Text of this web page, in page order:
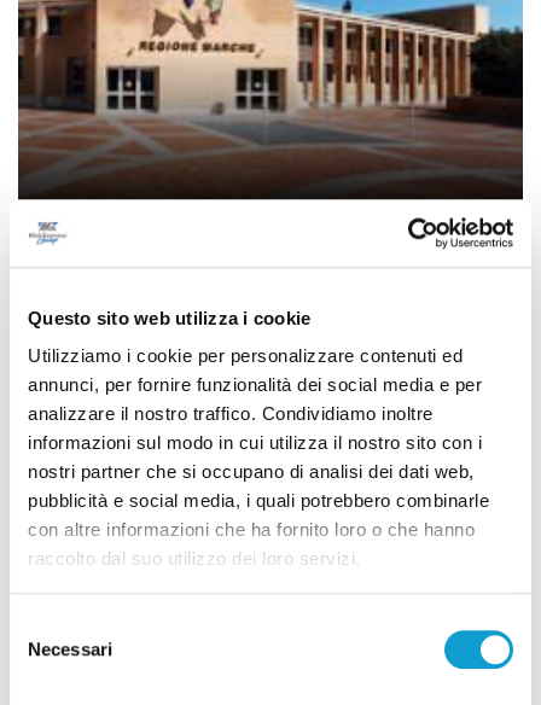
Questo sito web utilizza i cookie
Utilizziamo i cookie per personalizzare contenuti ed
annunci, per fornire funzionalità dei social media e per
analizzare il nostro traffico. Condividiamo inoltre
informazioni sul modo in cui utilizza il nostro sito con i
nostri partner che si occupano di analisi dei dati web,
pubblicità e social media, i quali potrebbero combinarle
con altre informazioni che ha fornito loro o che hanno
raccolto dal suo utilizzo dei loro servizi.
delNecessari
Ancona – Imr con futuro incerto, nuovo
di Ciro Montanari